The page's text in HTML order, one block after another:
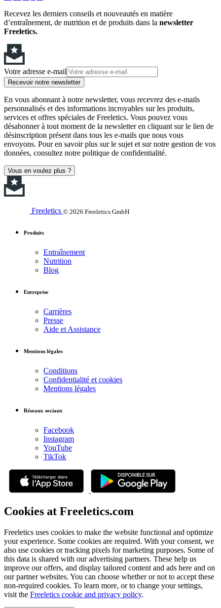
Recevez les derniers conseils et nouveautés en matière
d’entraînement, de nutrition et de produits dans la newsletter
Freeletics.
Votre adresse e-mail
Recevoir notre newsletter
En vous abonnant à notre newsletter, vous recevrez des e-mails
personnalisés et des informations incroyables sur les produits,
services et offres spéciales de Freeletics. Vous pouvez vous
désabonner à tout moment de la newsletter en cliquant sur le lien de
désinscription présent dans tous les e-mails que nous vous
envoyons. Pour en savoir plus sur le sujet et sur notre gestion de vos
données, consultez notre politique de confidentialité.
Vous en voulez plus ?
Freeletics © 2026 Freeletics GmbH
Produits
Entraînement
Nutrition
Blog
Entreprise
Carrières
Presse
Aide et Assistance
Mentions légales
Conditions
Confidentialité et cookies
Mentions légales
Réseaux sociaux
Facebook
Instagram
YouTube
TikTok
Cookies at Freeletics.com
Freeletics uses cookies to make the website functional and optimize
your experience. Some cookies are required. With your consent, we
also use cookies or tracking pixels for marketing purposes. Some of
this data is shared with our advertising partners. These help us
improve our offers, and display tailored content and ads here and on
our partner websites. You can choose whether or not to accept these
non-required cookies. To learn more, or to change your settings,
visit the Freeletics cookie and privacy policy.